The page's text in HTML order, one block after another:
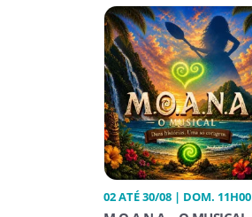
02 ATÉ 30/08 | DOM. 11H00